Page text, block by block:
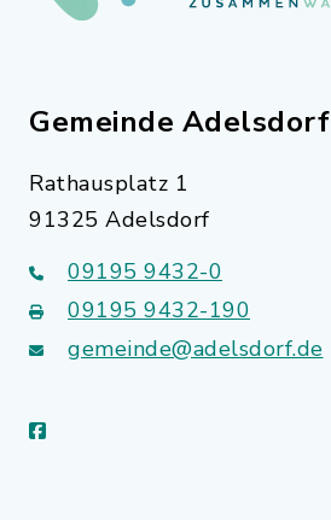
Gemeinde Adelsdorf
Rathausplatz 1
91325 Adelsdorf
09195 9432-0
09195 9432-190
gemeinde@adelsdorf.de
facebook